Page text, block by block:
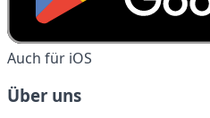
Auch für iOS
Über uns